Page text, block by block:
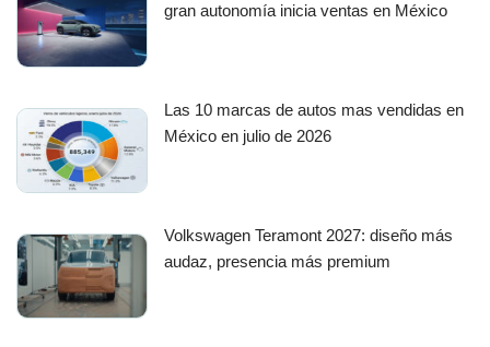
gran autonomía inicia ventas en México
Las 10 marcas de autos mas vendidas en
México en julio de 2026
Volkswagen Teramont 2027: diseño más
audaz, presencia más premium